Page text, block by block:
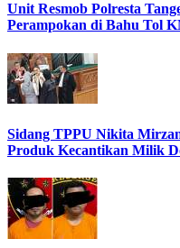
Unit Resmob Polresta
Perampokan di Bahu Tol
Sidang TPPU Nikita
Produk Kecantikan Milik